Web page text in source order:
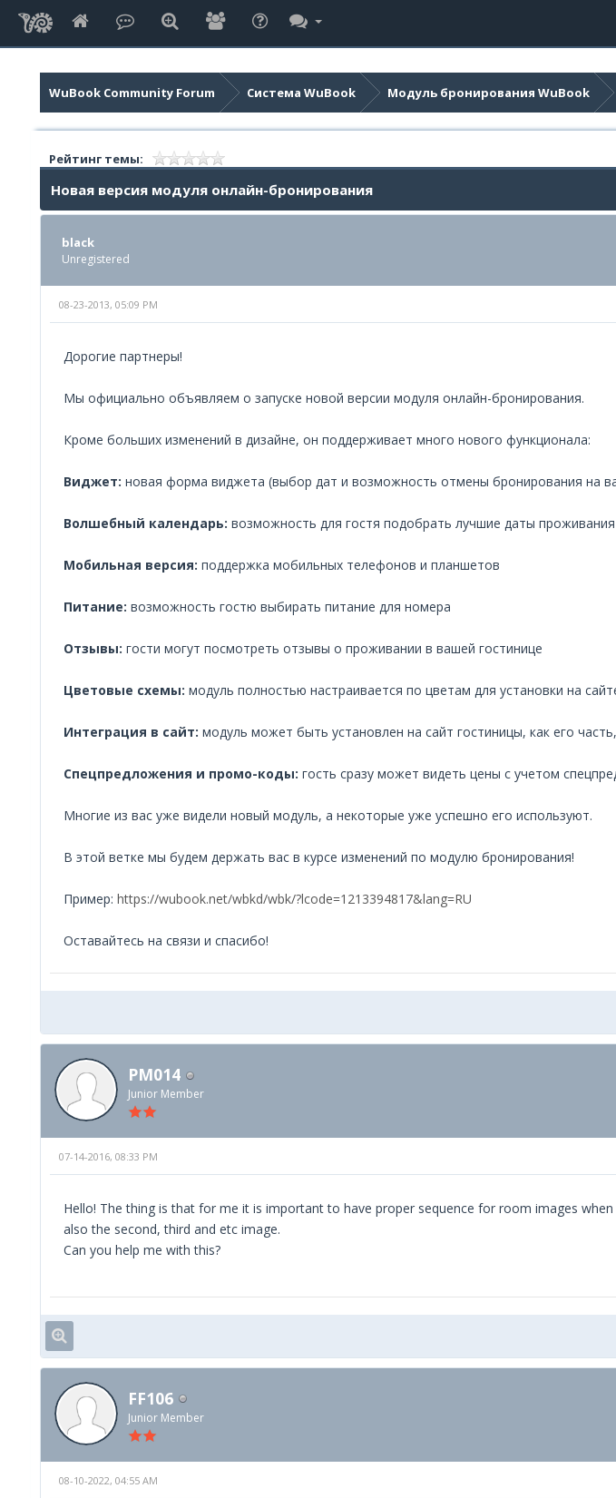
WuBook Community Forum Система WuBook Модуль бронирования WuBook
Рейтинг темы:
Новая версия модуля онлайн-бронирования
black
Unregistered
08-23-2013, 05:09 PM
Дорогие партнеры!
Мы официально объявляем о запуске новой версии модуля онлайн-бронирования.
Кроме больших изменений в дизайне, он поддерживает много нового функционала:
Виджет: новая форма виджета (выбор дат и возможность отмены бронирования на
Волшебный календарь: возможность для гостя подобрать лучшие даты проживания
Мобильная версия: поддержка мобильных телефонов и планшетов
Питание: возможность гостю выбирать питание для номера
Отзывы: гости могут посмотреть отзывы о проживании в вашей гостинице
Цветовые схемы: модуль полностью настраивается по цветам для установки на
Интеграция в сайт: модуль может быть установлен на сайт гостиницы, как его
Спецпредложения и промо-коды: гость сразу может видеть цены с учетом
Многие из вас уже видели новый модуль, а некоторые уже успешно его используют.
В этой ветке мы будем держать вас в курсе изменений по модулю бронирования!
Пример: https://wubook.net/wbkd/wbk/?lcode=1213394817&lang=RU
Оставайтесь на связи и спасибо!
PM014
Junior Member
07-14-2016, 08:33 PM
Hello! The thing is that for me it is important to have proper sequence for room images
also the second, third and etc image.
Can you help me with this?
FF106
Junior Member
08-10-2022, 04:55 AM